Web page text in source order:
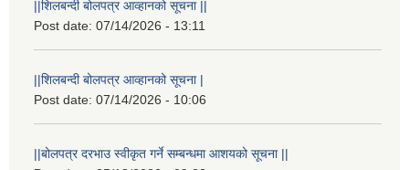
||शिलबन्दी बोलपत्र आव्हानको सूचना ||
Post date: 07/14/2026 - 13:11
||शिलबन्दी बोलपत्र आव्हानको सूचना |
Post date: 07/14/2026 - 10:06
||बोलपत्र दरभाउ स्वीकृत गर्ने सम्बन्धमा आशयको सूचना ||